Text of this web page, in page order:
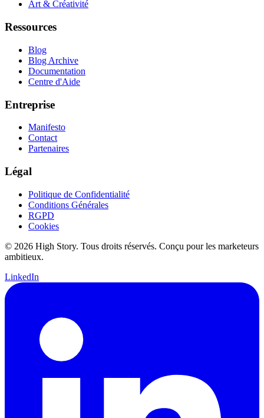
Art & Créativité
Ressources
Blog
Blog Archive
Documentation
Centre d'Aide
Entreprise
Manifesto
Contact
Partenaires
Légal
Politique de Confidentialité
Conditions Générales
RGPD
Cookies
© 2026 High Story. Tous droits réservés. Conçu pour les marketeurs
ambitieux.
LinkedIn